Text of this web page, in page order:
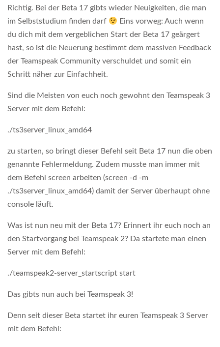
Richtig. Bei der Beta 17 gibts wieder Neuigkeiten, die man
im Selbststudium finden darf
Eins vorweg: Auch wenn
du dich mit dem vergeblichen Start der Beta 17 geärgert
hast, so ist die Neuerung bestimmt dem massiven Feedback
der Teamspeak Community verschuldet und somit ein
Schritt näher zur Einfachheit.
Sind die Meisten von euch noch gewohnt den Teamspeak 3
Server mit dem Befehl:
./ts3server_linux_amd64
zu starten, so bringt dieser Befehl seit Beta 17 nun die oben
genannte Fehlermeldung. Zudem musste man immer mit
dem Befehl screen arbeiten (screen -d -m
./ts3server_linux_amd64) damit der Server überhaupt ohne
console läuft.
Was ist nun neu mit der Beta 17? Erinnert ihr euch noch an
den Startvorgang bei Teamspeak 2? Da startete man einen
Server mit dem Befehl:
./teamspeak2-server_startscript start
Das gibts nun auch bei Teamspeak 3!
Denn seit dieser Beta startet ihr euren Teamspeak 3 Server
mit dem Befehl: